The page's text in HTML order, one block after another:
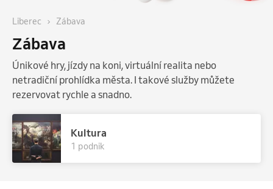
Liberec Zábava
Zábava
Únikové hry, jízdy na koni, virtuální realita nebo
netradiční prohlídka města. I takové služby můžete
rezervovat rychle a snadno.
Kultura
1 podnik